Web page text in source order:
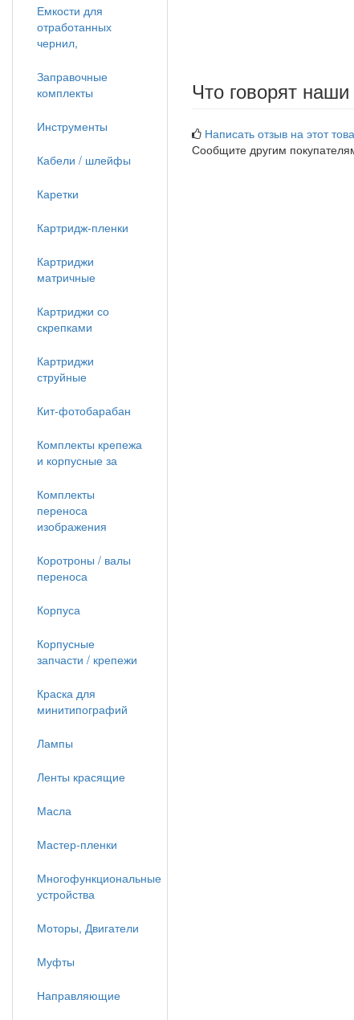
Что говорят
Написать отзыв на этот
Сообщите другим
Емкости для
отработанных
чернил,
Заправочные
комплекты
Инструменты
Кабели / шлейфы
Каретки
Картридж-пленки
Картриджи
матричные
Картриджи со
скрепками
Картриджи
струйные
Кит-фотобарабан
Комплекты крепежа
и корпусные за
Комплекты
переноса
изображения
Коротроны / валы
переноса
Корпуса
Корпусные
запчасти / крепежи
Краска для
минитипографий
Лампы
Ленты красящие
Масла
Мастер-пленки
Многофункциональные
устройства
Моторы, Двигатели
Муфты
Направляющие